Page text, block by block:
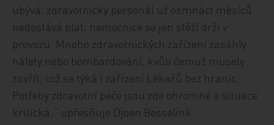
ubývá, zdravotnický personál už osmnáct měsíců
nedostává plat, nemocnice se jen stěží drží v
provozu. Mnoho zdravotnických zařízení zasáhly
nálety nebo bombardování, kvůli čemuž musely
zavřít, což se týká i zařízení Lékařů bez hranic.
Potřeby zdravotní péče jsou zde ohromné a situace
kritická,“ upřesňuje Djoen Besselink.